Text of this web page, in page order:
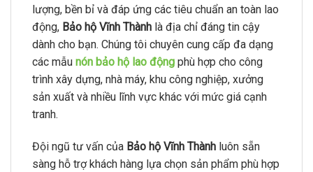
lượng, bền bỉ và đáp ứng các tiêu chuẩn an toàn lao
động, Bảo hộ Vĩnh Thành là địa chỉ đáng tin cậy
dành cho bạn. Chúng tôi chuyên cung cấp đa dạng
các mẫu nón bảo hộ lao động phù hợp cho công
trình xây dựng, nhà máy, khu công nghiệp, xưởng
sản xuất và nhiều lĩnh vực khác với mức giá cạnh
tranh.
Đội ngũ tư vấn của Bảo hộ Vĩnh Thành luôn sẵn
sàng hỗ trợ khách hàng lựa chọn sản phẩm phù hợp